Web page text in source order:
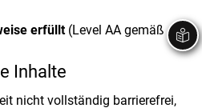
erfüllt(Level AA gemäß
Inhalte
nicht vollständig barrierefrei,